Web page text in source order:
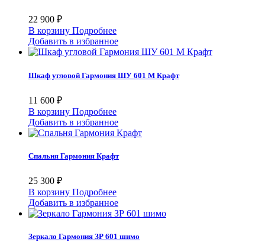
22 900 ₽
В корзину Подробнее
Добавить в избранное
Шкаф угловой Гармония ШУ 601 М Крафт
11 600 ₽
В корзину Подробнее
Добавить в избранное
Спальня Гармония Крафт
25 300 ₽
В корзину Подробнее
Добавить в избранное
Зеркало Гармония ЗР 601 шимо